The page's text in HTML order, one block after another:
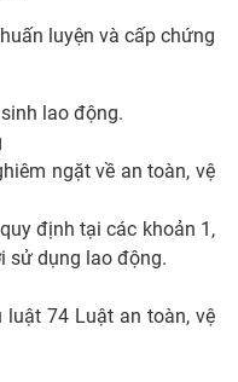
luyện và cấp chứng
lao động.
ngặt về an toàn, vệ
định tại các khoản 1,
sử dụng lao động.
74 Luật an toàn, vệ